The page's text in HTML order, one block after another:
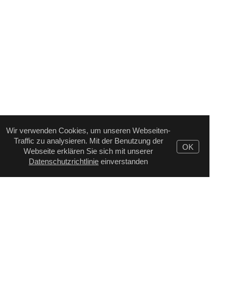
Wir verwenden Cookies, um unseren Webseiten-
Traffic zu analysieren. Mit der Benutzung der
Webseite erklären Sie sich mit unserer
Datenschutzrichtlinie einverstanden
OK